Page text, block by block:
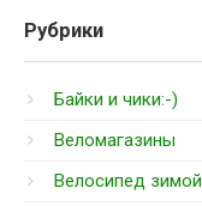
Рубрики
Байки и чики:-)
Веломагазины
Велосипед зимой